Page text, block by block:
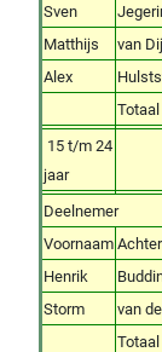
Sven
Matthijs
van
Alex
Totaal
15 t/m 24
jaar
Deelnemer
Voornaam
Henrik
Storm
van
Totaal